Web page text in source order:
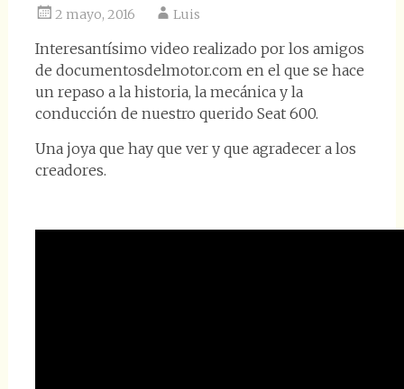
2 mayo, 2016 Luis
Interesantísimo video realizado por los amigos
de documentosdelmotor.com en el que se hace
un repaso a la historia, la mecánica y la
conducción de nuestro querido Seat 600.
Una joya que hay que ver y que agradecer a los
creadores.